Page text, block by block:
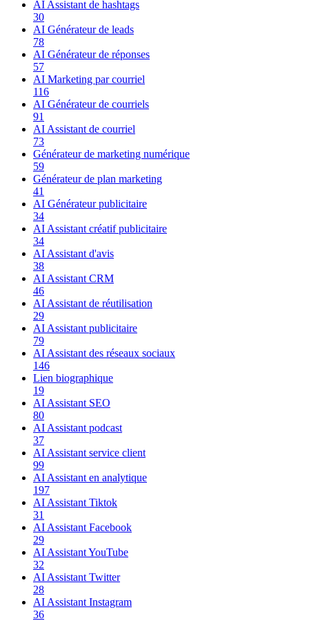
AI Assistant de hashtags
30
AI Générateur de leads
78
AI Générateur de réponses
57
AI Marketing par courriel
116
AI Générateur de courriels
91
AI Assistant de courriel
73
Générateur de marketing numérique
59
Générateur de plan marketing
41
AI Générateur publicitaire
34
AI Assistant créatif publicitaire
34
AI Assistant d'avis
38
AI Assistant CRM
46
AI Assistant de réutilisation
29
AI Assistant publicitaire
79
AI Assistant des réseaux sociaux
146
Lien biographique
19
AI Assistant SEO
80
AI Assistant podcast
37
AI Assistant service client
99
AI Assistant en analytique
197
AI Assistant Tiktok
31
AI Assistant Facebook
29
AI Assistant YouTube
32
AI Assistant Twitter
28
AI Assistant Instagram
36